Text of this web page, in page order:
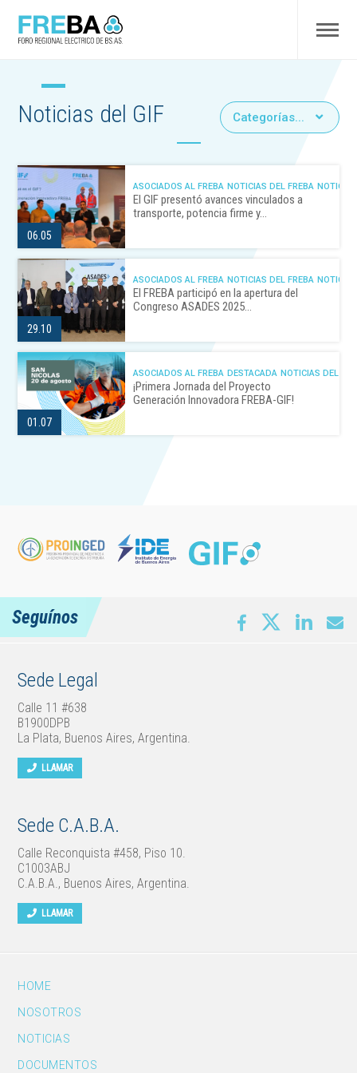
Noticias del GIF Categorías...
06.05
ASOCIADOS AL FREBA NOTICIAS DEL FREBA
El GIF presentó avances vinculados a
transporte, potencia firme y…
29.10
ASOCIADOS AL FREBA NOTICIAS DEL FREBA
El FREBA participó en la apertura del
Congreso ASADES 2025…
01.07
ASOCIADOS AL FREBA DESTACADA NOTICIAS DEL
¡Primera Jornada del Proyecto
Generación Innovadora FREBA-GIF!
Sede Legal
Calle 11 #638
B1900DPB
La Plata, Buenos Aires, Argentina.
LLAMAR
Sede C.A.B.A.
Calle Reconquista #458, Piso 10.
C1003ABJ
C.A.B.A., Buenos Aires, Argentina.
LLAMAR
Seguínos
HOME
NOSOTROS
NOTICIAS
DOCUMENTOS